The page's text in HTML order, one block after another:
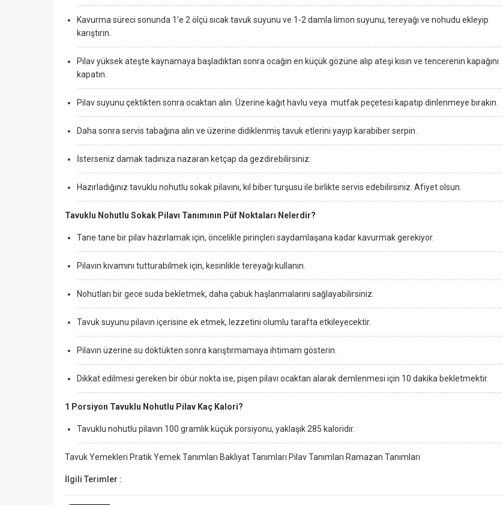
Kavurma süreci sonunda 1’e 2 ölçü sıcak tavuk suyunu ve 1-2 damla limon suyunu, tereyağı ve nohudu ekleyip
karıştırın.
Pilav yüksek ateşte kaynamaya başladıktan sonra ocağın en küçük gözüne alıp ateşi kısın ve tencerenin kapağını
kapatın.
Pilav suyunu çektikten sonra ocaktan alın. Üzerine kağıt havlu veya mutfak peçetesi kapatıp dinlenmeye bırakın.
Daha sonra servis tabağına alın ve üzerine didiklenmiş tavuk etlerini yayıp karabiber serpin.
İsterseniz damak tadınıza nazaran ketçap da gezdirebilirsiniz.
Hazırladığınız tavuklu nohutlu sokak pilavını, kıl biber turşusu ile birlikte servis edebilirsiniz. Afiyet olsun.
Tavuklu Nohutlu Sokak Pilavı Tanımının Püf Noktaları Nelerdir?
Tane tane bir pilav hazırlamak için, öncelikle pirinçleri saydamlaşana kadar kavurmak gerekiyor.
Pilavın kıvamını tutturabilmek için, kesinlikle tereyağı kullanın.
Nohutları bir gece suda bekletmek, daha çabuk haşlanmalarını sağlayabilirsiniz.
Tavuk suyunu pilavın içerisine ek etmek, lezzetini olumlu tarafta etkileyecektir.
Pilavın üzerine su döktükten sonra karıştırmamaya ihtimam gösterin.
Dikkat edilmesi gereken bir öbür nokta ise, pişen pilavı ocaktan alarak demlenmesi için 10 dakika bekletmektir.
1 Porsiyon Tavuklu Nohutlu Pilav Kaç Kalori?
Tavuklu nohutlu pilavın 100 gramlık küçük porsiyonu, yaklaşık 285 kaloridir.
Tavuk Yemekleri Pratik Yemek Tanımları Bakliyat Tanımları Pilav Tanımları Ramazan Tanımları
İlgili Terimler :